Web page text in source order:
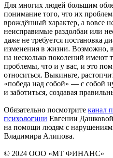
Для многих людей большим
понимание того, что их
врождённый характер, а вовсе
неисправимые раздолбаи или
даже не требуется постановка
изменения в жизни. Возможно,
на несколько поколений имеют
проблемы, что и у вас, и это
относиться. Выкиньте,
«победа над собой» — с собой
и заботиться, создавая
Обязательно посмотрите канал
психологини Евгении
на помощи людям с
Владимира Алипова.
© 2024 ООО «МТ ФИНАНС»